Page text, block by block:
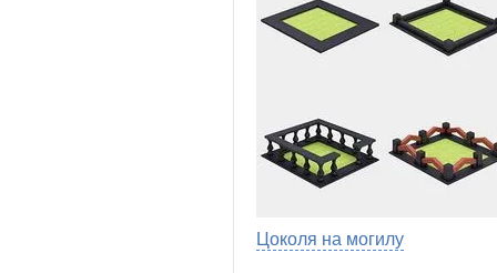
Цоколя на могилу